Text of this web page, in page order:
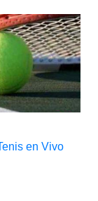
en Vivo